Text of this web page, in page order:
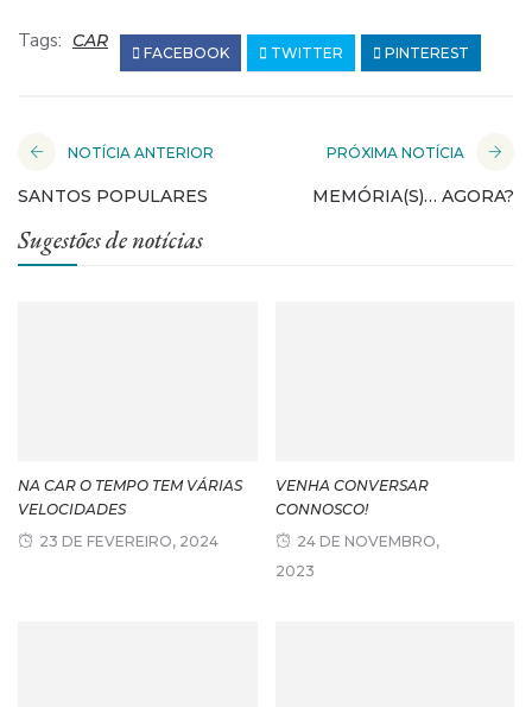
Tags: CAR
FACEBOOK TWITTER PINTEREST
NOTÍCIA ANTERIOR
SANTOS POPULARES
PRÓXIMA NOTÍCIA
MEMÓRIA(S)… AGORA?
Sugestões de notícias
NA CAR O TEMPO TEM VÁRIAS
VELOCIDADES
23 DE FEVEREIRO, 2024
VENHA CONVERSAR
CONNOSCO!
24 DE NOVEMBRO,
2023